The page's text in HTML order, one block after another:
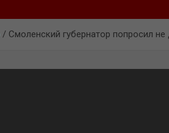
Смоленский губернатор попросил